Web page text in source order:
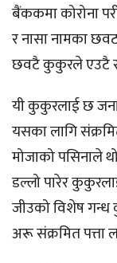
बैंककमा कोरोना
र नासा नामका
छवटै कुकुरले एउटै
यी कुकुरलाई छ जना
यसका लागि
मोजाको पसिनाले
डल्लो पारेर
जीउको विशेष
अरू संक्रमित पत्ता